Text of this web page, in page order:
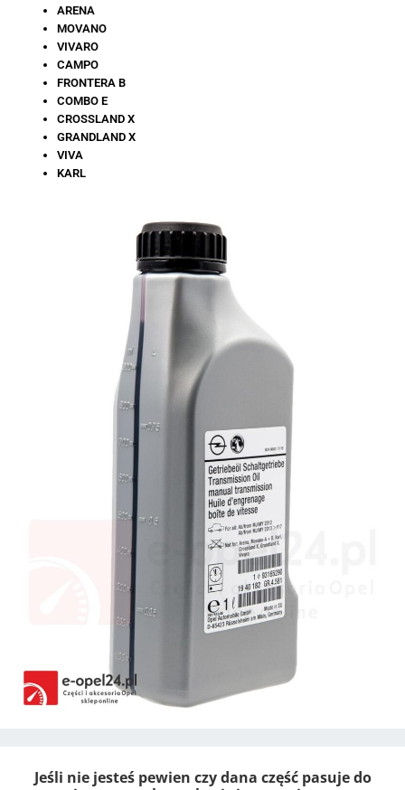
ARENA
MOVANO
VIVARO
CAMPO
FRONTERA B
COMBO E
CROSSLAND X
GRANDLAND X
VIVA
KARL
Jeśli nie jesteś pewien czy dana część pasuje do